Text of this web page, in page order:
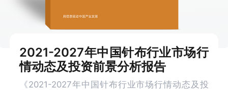
2021-2027年中国针布行业市场行
情动态及投资前景分析报告
《2021-2027年中国针布行业市场行情动态及投